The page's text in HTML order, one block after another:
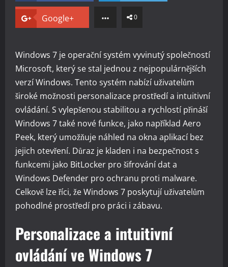
Google+ 0
Windows 7 je operační systém vyvinutý společností
Microsoft, který se stal jednou z nejpopulárnějších
verzí Windows. Tento systém nabízí uživatelům
široké možnosti personalizace prostředí a intuitivní
ovládání. S vylepšenou stabilitou a rychlostí přináší
Windows 7 také nové funkce, jako například Aero
Peek, který umožňuje náhled na okna aplikací bez
jejich otevření. Důraz je kladen i na bezpečnost s
funkcemi jako BitLocker pro šifrování dat a
Windows Defender pro ochranu proti malware.
Celkově lze říci, že Windows 7 poskytují uživatelům
pohodlné prostředí pro práci i zábavu.
Personalizace a intuitivní
ovládání ve Windows 7